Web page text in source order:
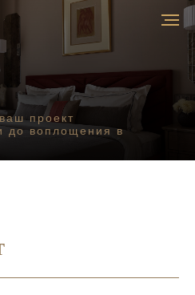
проект
до воплощения в